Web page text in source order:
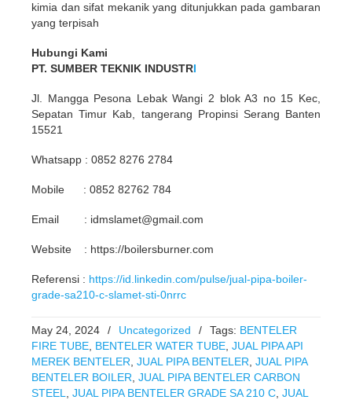
kimia dan sifat mekanik yang ditunjukkan pada gambaran
yang terpisah
Hubungi Kami
PT. SUMBER TEKNIK INDUSTRI
Jl. Mangga Pesona Lebak Wangi 2 blok A3 no 15 Kec,
Sepatan Timur Kab, tangerang Propinsi Serang Banten
15521
Whatsapp : 0852 8276 2784
Mobile : 0852 82762 784
Email : idmslamet@gmail.com
Website : https://boilersburner.com
Referensi : https://id.linkedin.com/pulse/jual-pipa-boiler-
grade-sa210-c-slamet-sti-0nrrc
May 24, 2024 / Uncategorized / Tags: BENTELER
FIRE TUBE BENTELER WATER TUBE JUAL PIPA API
MEREK BENTELER JUAL PIPA BENTELER JUAL PIPA
BENTELER BOILER JUAL PIPA BENTELER CARBON
STEEL
JUAL PIPA BENTELER GRADE SA 210 C JUAL